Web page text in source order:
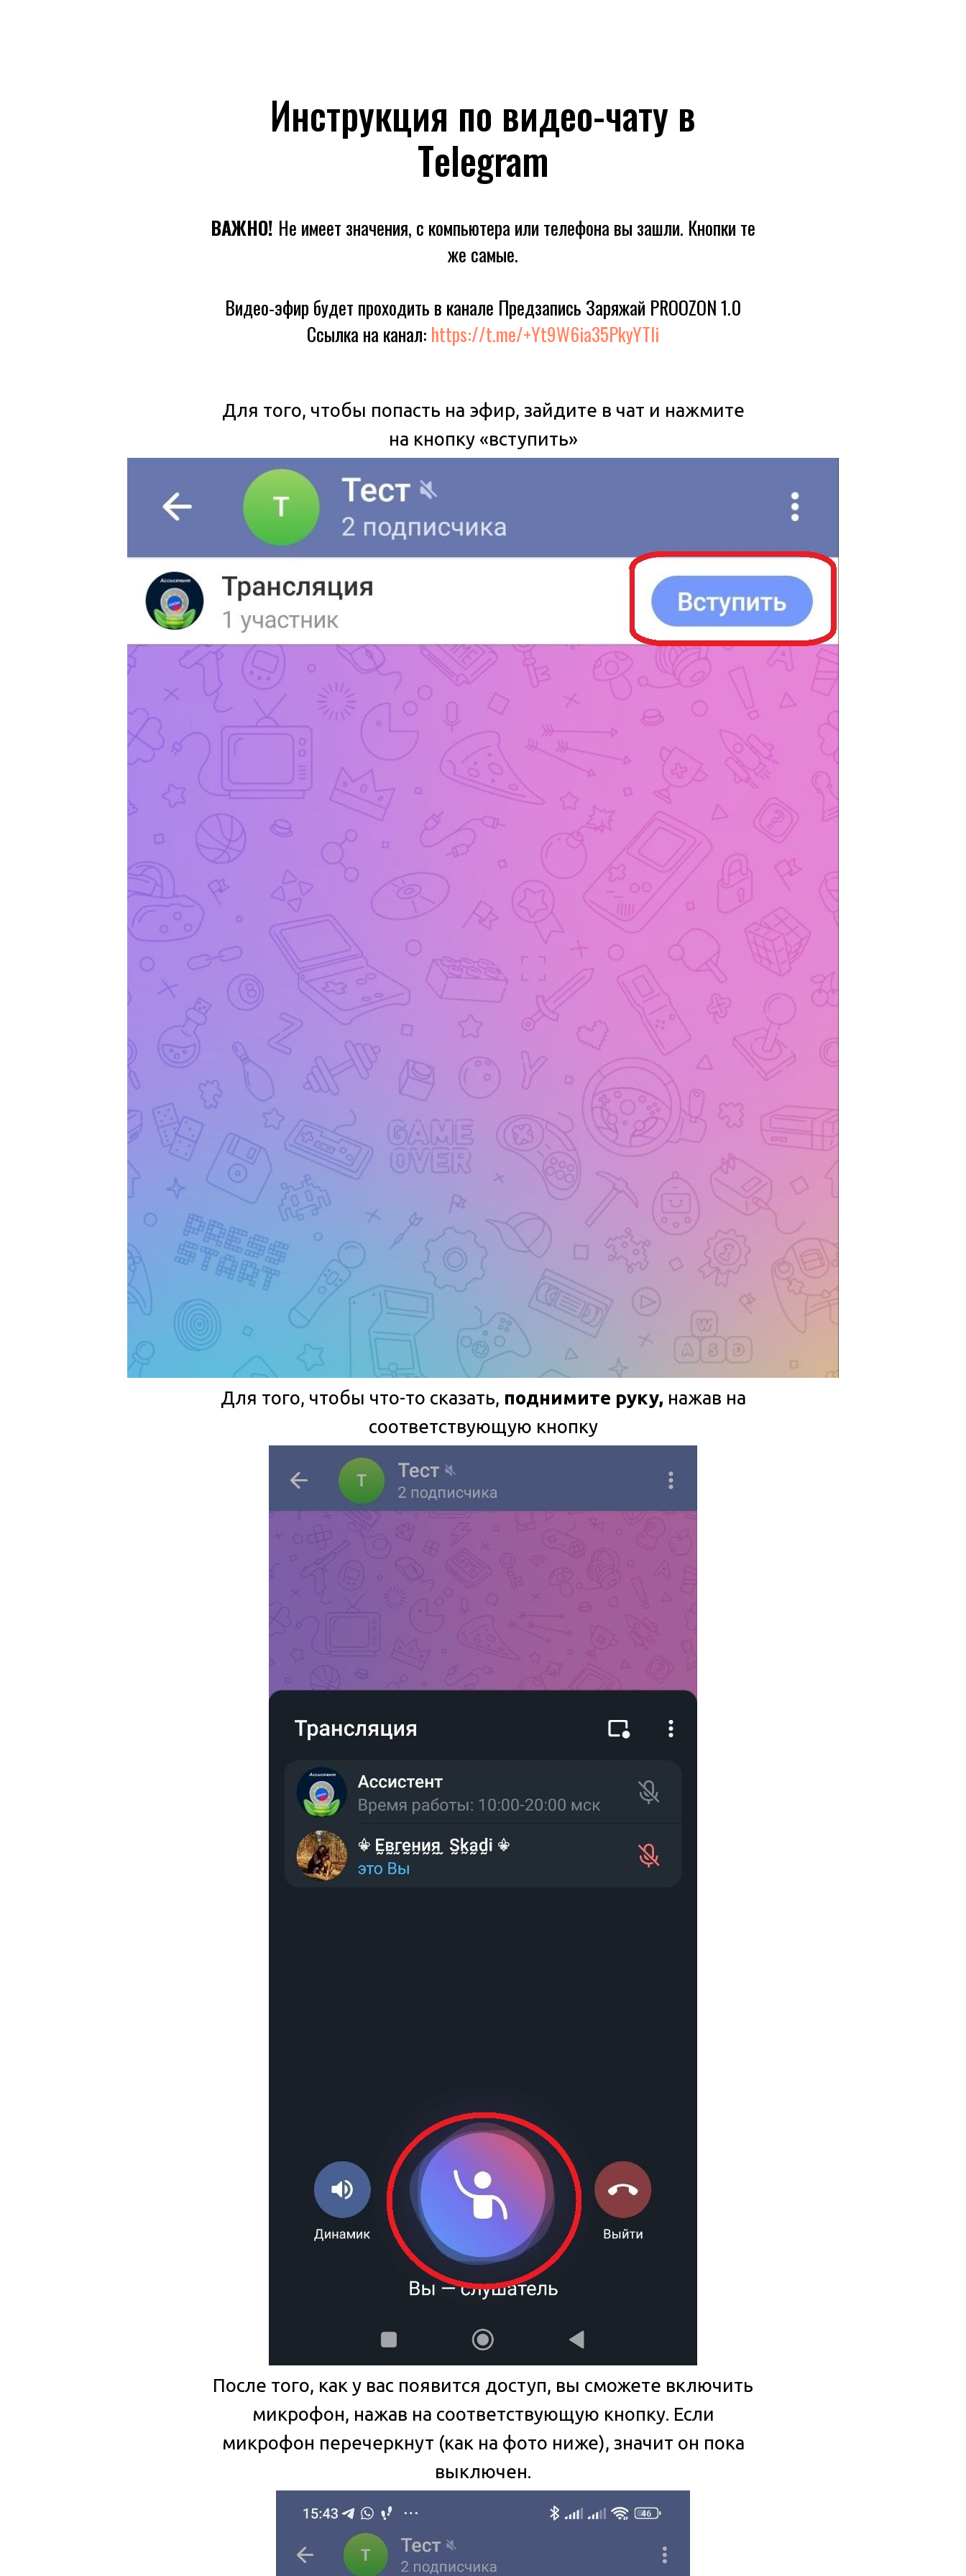
Инструкция по видео-чату в
Тelegram
ВАЖНО! Не имеет значения, с компьютера или телефона вы зашли. Кнопки те
же самые.
Видео-эфир будет проходить в канале Предзапись Заряжай PROOZON 1.0
Ссылка на канал: https://t.me/+Yt9W6ia35PkyYTli
Для того, чтобы попасть на эфир, зайдите в чат и нажмите
на кнопку «вступить»
Для того, чтобы что-то сказать, поднимите руку, нажав на
соответствующую кнопку
После того, как у вас появится доступ, вы сможете включить
микрофон, нажав на соответствующую кнопку. Если
микрофон перечеркнут (как на фото ниже), значит он пока
выключен.